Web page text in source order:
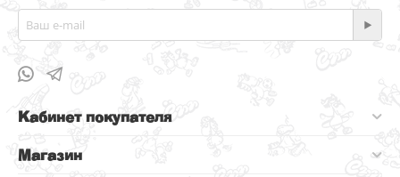
Кабинет покупателя
Магазин